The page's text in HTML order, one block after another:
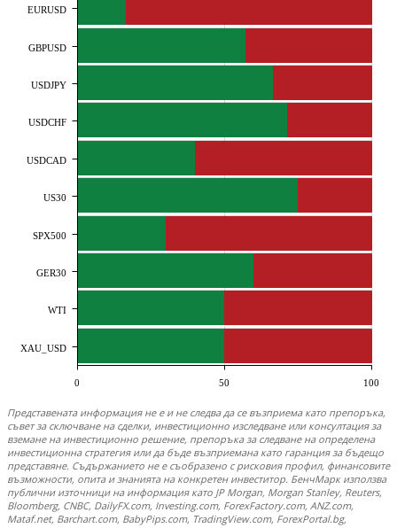
EURUSD
GBPUSD
USDJPY
USDCHF
USDCAD
US30
SPX500
GER30
WTI
XAU_USD
0 50 100
Представената информация не е и не следва да се възприема като препоръка,
съвет за сключване на сделки, инвестиционно изследване или консултация за
вземане на инвестиционно решение, препоръка за следване на определена
инвестиционна стратегия или да бъде възприемана като гаранция за бъдещо
представяне. Съдържанието не е съобразено с рисковия профил, финансовите
възможности, опита и знанията на конкретен инвеститор. БенчМарк използва
публични източници на информация като JP Morgan, Morgan Stanley, Reuters,
Bloomberg, CNBC, DailyFX.com, Investing.com, ForexFactory.com, ANZ.com,
Mataf.net, Barchart.com, BabyPips.com, TradingView.com, ForexPortal.bg,